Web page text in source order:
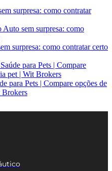
surpresa: como contratar
Auto sem surpresa: como
surpresa: como contratar certo
para Pets | Compare
pet | Wit Brokers
para Pets | Compare opções de
Brokers